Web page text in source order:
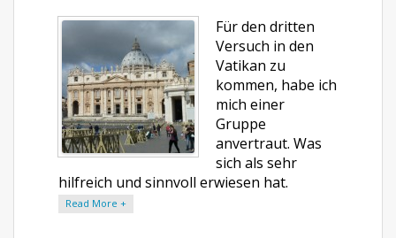
Für den dritten
Versuch in den
Vatikan zu
kommen, habe ich
mich einer
Gruppe
anvertraut. Was
sich als sehr
hilfreich und sinnvoll erwiesen hat.
Read More +